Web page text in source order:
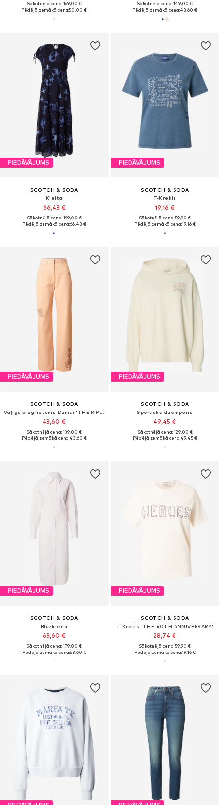
Sākotnējā cena: 169,00 €
Pēdējā zemākā cena:50,00 €
Sākotnējā cena: 149,00 €
Pēdējā zemākā cena:43,60 €
PIEDĀVĀJUMS
SCOTCH & SODA
Kleita
66,43 €
Sākotnējā cena: 199,00 €
Pēdējā zemākā cena:66,43 €
PIEDĀVĀJUMS
SCOTCH & SODA
T-Krekls
19,16 €
Sākotnējā cena: 59,90 €
Pēdējā zemākā cena:19,16 €
PIEDĀVĀJUMS
SCOTCH & SODA
Vaļīgs piegriezums Džinsi 'THE RIPPLE'
43,60 €
Sākotnējā cena: 139,00 €
Pēdējā zemākā cena:43,60 €
PIEDĀVĀJUMS
SCOTCH & SODA
Sportisks džemperis
49,45 €
Sākotnējā cena: 129,00 €
Pēdējā zemākā cena:49,45 €
PIEDĀVĀJUMS
SCOTCH & SODA
Blūžkleita
63,60 €
Sākotnējā cena: 179,00 €
Pēdējā zemākā cena:63,60 €
PIEDĀVĀJUMS
SCOTCH & SODA
T-Krekls 'THE 40TH ANNIVERSARY'
28,74 €
Sākotnējā cena: 59,90 €
Pēdējā zemākā cena:19,16 €